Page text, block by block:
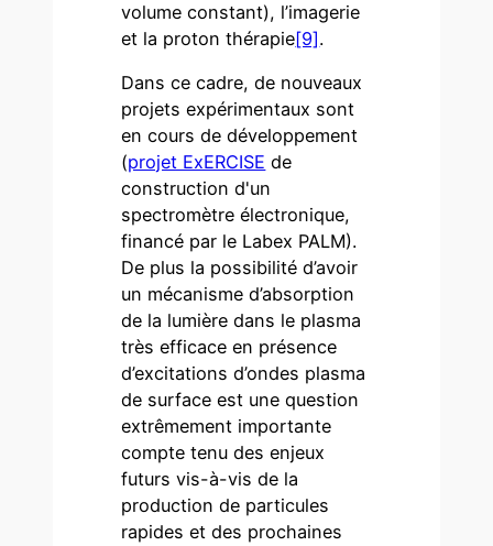
volume constant), l’imagerie
et la proton thérapie[9].
Dans ce cadre, de nouveaux
projets expérimentaux sont
en cours de développement
(projet ExERCISE de
construction d'un
spectromètre électronique,
financé par le Labex PALM).
De plus la possibilité d’avoir
un mécanisme d’absorption
de la lumière dans le plasma
très efficace en présence
d’excitations d’ondes plasma
de surface est une question
extrêmement importante
compte tenu des enjeux
futurs vis-à-vis de la
production de particules
rapides et des prochaines